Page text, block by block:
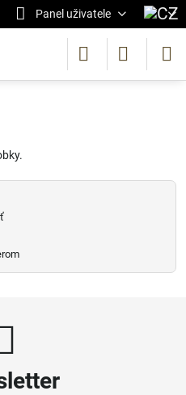
Panel uživatele